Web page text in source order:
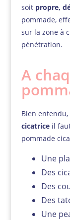
soit propre,
pommade,
sur la zone à
pénétration.
A
Bien
cicatriceil
pommade
Une
Des
Des
Des
Une